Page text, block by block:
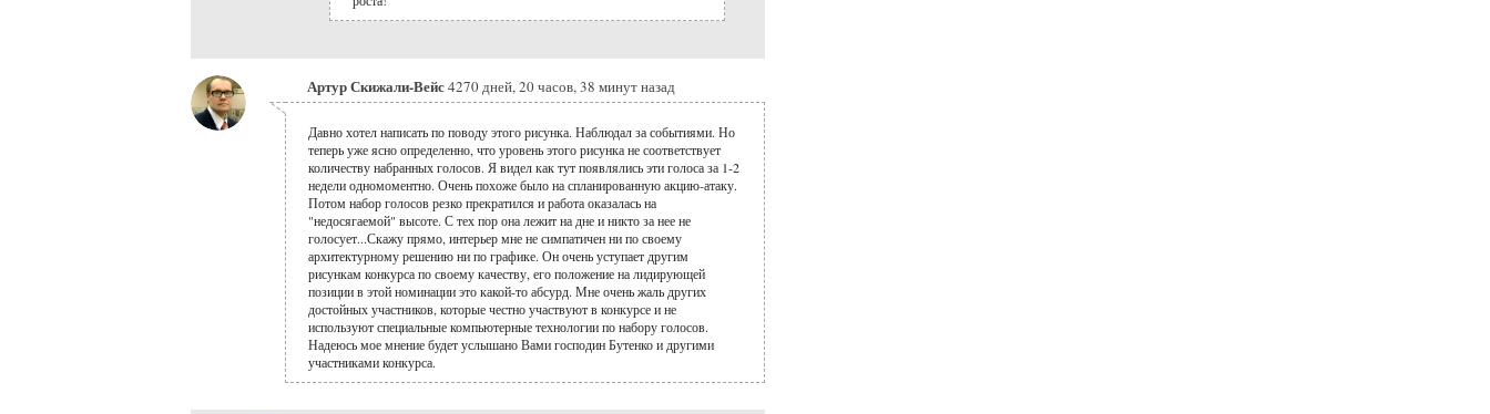
Артур Скижали-Вейс4270 дней, 20 часов, 38 минут назад
Давно хотел написать по поводу этого рисунка. Наблюдал за событиями. Но
теперь уже ясно определенно, что уровень этого рисунка не соответствует
количеству набранных голосов. Я видел как тут появлялись эти голоса за 1-2
недели одномоментно. Очень похоже было на спланированную акцию-атаку.
Потом набор голосов резко прекратился и работа оказалась на
"недосягаемой" высоте. С тех пор она лежит на дне и никто за нее не
голосует...Скажу прямо, интерьер мне не симпатичен ни по своему
архитектурному решению ни по графике. Он очень уступает другим
рисункам конкурса по своему качеству, его положение на лидирующей
позиции в этой номинации это какой-то абсурд. Мне очень жаль других
достойных участников, которые честно участвуют в конкурсе и не
используют специальные компьютерные технологии по набору голосов.
Надеюсь мое мнение будет услышано Вами господин Бутенко и другими
участниками конкурса.